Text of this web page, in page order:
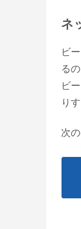
ネ
ビ
る
ビ
り
次